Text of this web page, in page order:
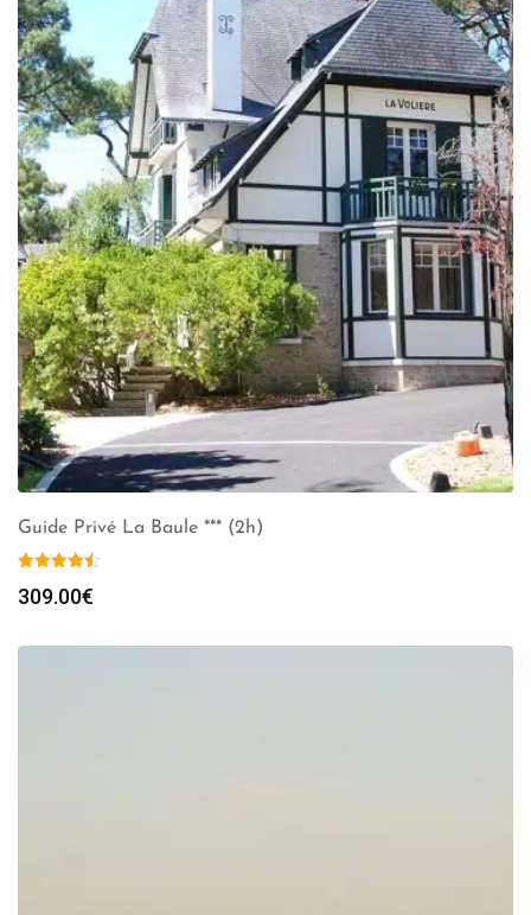
Guide Privé La Baule *** (2h)
309.00€